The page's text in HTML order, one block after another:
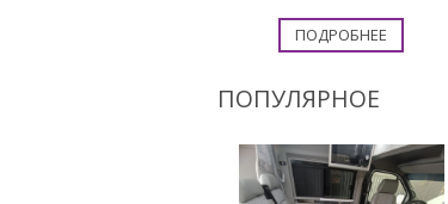
ПОДРОБНЕЕ
ПОПУЛЯРНОЕ